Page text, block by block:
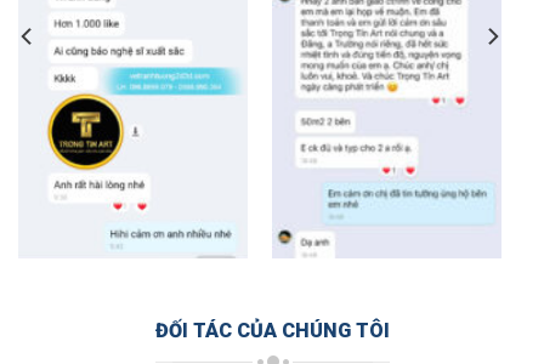
ĐỐI TÁC CỦA CHÚNG TÔI